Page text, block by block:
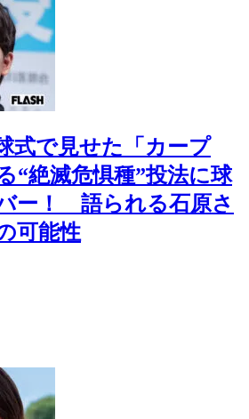
式で見せた「カープ
“絶滅危惧種”投法に球
ー！ 語られる石原さ
可能性